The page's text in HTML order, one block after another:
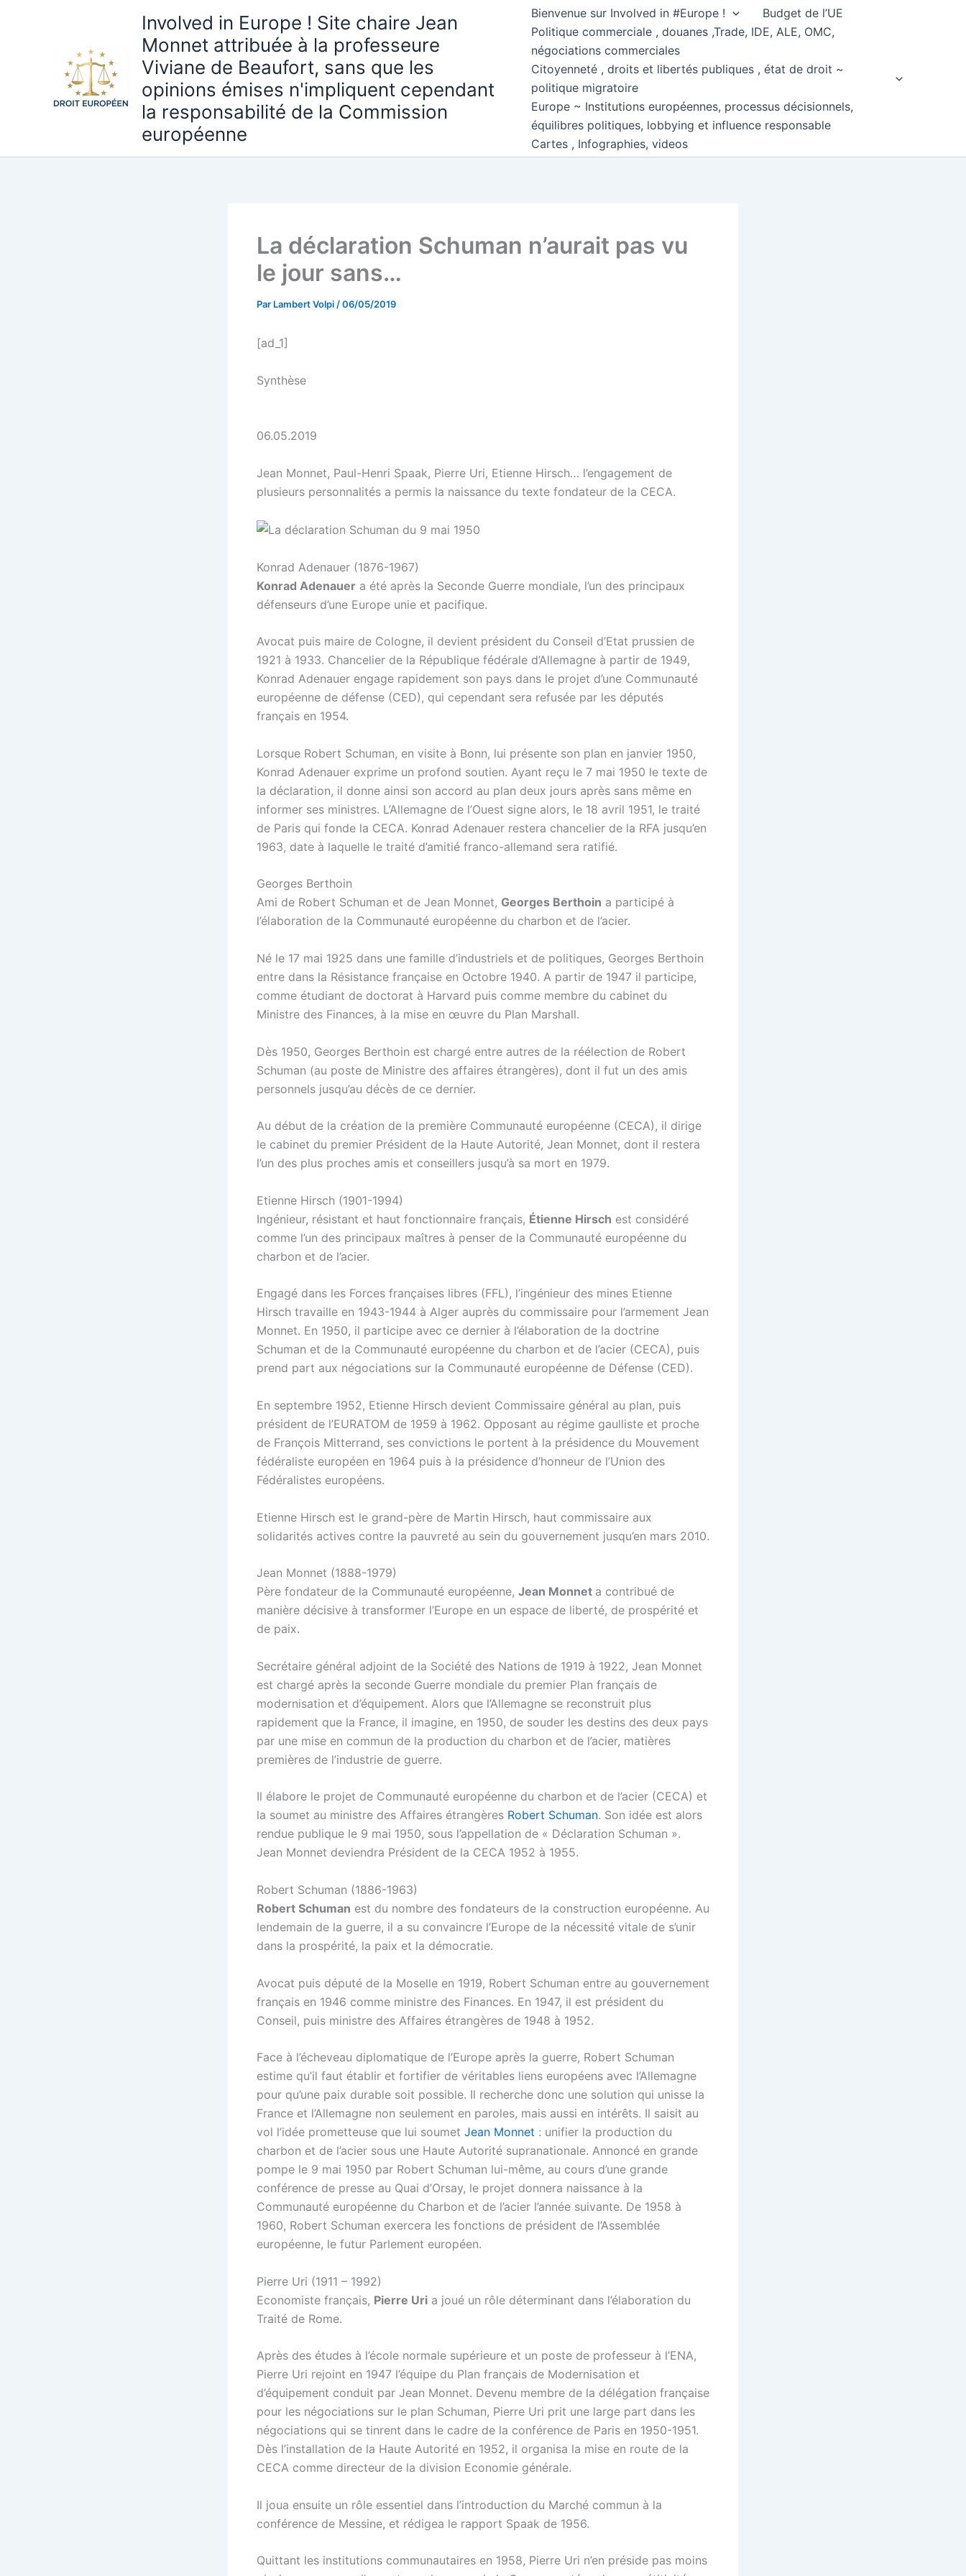
Involved in Europe ! Site chaire Jean
Monnet attribuée à la professeure
Viviane de Beaufort, sans que les
opinions émises n'impliquent cependant
la responsabilité de la Commission
européenne
Bienvenue sur Involved in #Europe !
Budget de l’UE
Politique commerciale , douanes ,Trade, IDE, ALE, OMC,
négociations commerciales
Citoyenneté , droits et libertés publiques , état de droit ~
politique migratoire
Europe ~ Institutions européennes, processus décisionnels,
équilibres politiques, lobbying et influence responsable
Cartes , Infographies, videos
La déclaration Schuman n’aurait pas vu
le jour sans…
Par Lambert Volpi /06/05/2019
[ad_1]
Synthèse
06.05.2019
Jean Monnet, Paul-Henri Spaak, Pierre Uri, Etienne Hirsch… l’engagement de
plusieurs personnalités a permis la naissance du texte fondateur de la CECA.
Konrad Adenauer (1876-1967)
Konrad Adenauer a été après la Seconde Guerre mondiale, l’un des principaux
défenseurs d’une Europe unie et pacifique.
Avocat puis maire de Cologne, il devient président du Conseil d’Etat prussien de
1921 à 1933. Chancelier de la République fédérale d’Allemagne à partir de 1949,
Konrad Adenauer engage rapidement son pays dans le projet d’une Communauté
européenne de défense (CED), qui cependant sera refusée par les députés
français en 1954.
Lorsque Robert Schuman, en visite à Bonn, lui présente son plan en janvier 1950,
Konrad Adenauer exprime un profond soutien. Ayant reçu le 7 mai 1950 le texte de
la déclaration, il donne ainsi son accord au plan deux jours après sans même en
informer ses ministres. L’Allemagne de l’Ouest signe alors, le 18 avril 1951, le traité
de Paris qui fonde la CECA. Konrad Adenauer restera chancelier de la RFA jusqu’en
1963, date à laquelle le traité d’amitié franco-allemand sera ratifié.
Georges Berthoin
Ami de Robert Schuman et de Jean Monnet, Georges Berthoin a participé à
l’élaboration de la Communauté européenne du charbon et de l’acier.
Né le 17 mai 1925 dans une famille d’industriels et de politiques, Georges Berthoin
entre dans la Résistance française en Octobre 1940. A partir de 1947 il participe,
comme étudiant de doctorat à Harvard puis comme membre du cabinet du
Ministre des Finances, à la mise en œuvre du Plan Marshall.
Dès 1950, Georges Berthoin est chargé entre autres de la réélection de Robert
Schuman (au poste de Ministre des affaires étrangères), dont il fut un des amis
personnels jusqu’au décès de ce dernier.
Au début de la création de la première Communauté européenne (CECA), il dirige
le cabinet du premier Président de la Haute Autorité, Jean Monnet, dont il restera
l’un des plus proches amis et conseillers jusqu’à sa mort en 1979.
Etienne Hirsch (1901-1994)
Ingénieur, résistant et haut fonctionnaire français, Étienne Hirsch est considéré
comme l’un des principaux maîtres à penser de la Communauté européenne du
charbon et de l’acier.
Engagé dans les Forces françaises libres (FFL), l’ingénieur des mines Etienne
Hirsch travaille en 1943-1944 à Alger auprès du commissaire pour l’armement Jean
Monnet. En 1950, il participe avec ce dernier à l’élaboration de la doctrine
Schuman et de la Communauté européenne du charbon et de l’acier (CECA), puis
prend part aux négociations sur la Communauté européenne de Défense (CED).
En septembre 1952, Etienne Hirsch devient Commissaire général au plan, puis
président de l’EURATOM de 1959 à 1962. Opposant au régime gaulliste et proche
de François Mitterrand, ses convictions le portent à la présidence du Mouvement
fédéraliste européen en 1964 puis à la présidence d’honneur de l’Union des
Fédéralistes européens.
Etienne Hirsch est le grand-père de Martin Hirsch, haut commissaire aux
solidarités actives contre la pauvreté au sein du gouvernement jusqu’en mars 2010.
Jean Monnet (1888-1979)
Père fondateur de la Communauté européenne, Jean Monnet a contribué de
manière décisive à transformer l’Europe en un espace de liberté, de prospérité et
de paix.
Secrétaire général adjoint de la Société des Nations de 1919 à 1922, Jean Monnet
est chargé après la seconde Guerre mondiale du premier Plan français de
modernisation et d’équipement. Alors que l’Allemagne se reconstruit plus
rapidement que la France, il imagine, en 1950, de souder les destins des deux pays
par une mise en commun de la production du charbon et de l’acier, matières
premières de l’industrie de guerre.
Il élabore le projet de Communauté européenne du charbon et de l’acier (CECA) et
la soumet au ministre des Affaires étrangères Robert Schuman. Son idée est alors
rendue publique le 9 mai 1950, sous l’appellation de « Déclaration Schuman ».
Jean Monnet deviendra Président de la CECA 1952 à 1955.
Robert Schuman (1886-1963)
Robert Schuman est du nombre des fondateurs de la construction européenne. Au
lendemain de la guerre, il a su convaincre l’Europe de la nécessité vitale de s’unir
dans la prospérité, la paix et la démocratie.
Avocat puis député de la Moselle en 1919, Robert Schuman entre au gouvernement
français en 1946 comme ministre des Finances. En 1947, il est président du
Conseil, puis ministre des Affaires étrangères de 1948 à 1952.
Face à l’écheveau diplomatique de l’Europe après la guerre, Robert Schuman
estime qu’il faut établir et fortifier de véritables liens européens avec l’Allemagne
pour qu’une paix durable soit possible. Il recherche donc une solution qui unisse la
France et l’Allemagne non seulement en paroles, mais aussi en intérêts. Il saisit au
vol l’idée prometteuse que lui soumet Jean Monnet : unifier la production du
charbon et de l’acier sous une Haute Autorité supranationale. Annoncé en grande
pompe le 9 mai 1950 par Robert Schuman lui-même, au cours d’une grande
conférence de presse au Quai d’Orsay, le projet donnera naissance à la
Communauté européenne du Charbon et de l’acier l’année suivante. De 1958 à
1960, Robert Schuman exercera les fonctions de président de l’Assemblée
européenne, le futur Parlement européen.
Pierre Uri (1911 – 1992)
Economiste français, Pierre Uri a joué un rôle déterminant dans l’élaboration du
Traité de Rome.
Après des études à l’école normale supérieure et un poste de professeur à l’ENA,
Pierre Uri rejoint en 1947 l’équipe du Plan français de Modernisation et
d’équipement conduit par Jean Monnet. Devenu membre de la délégation française
pour les négociations sur le plan Schuman, Pierre Uri prit une large part dans les
négociations qui se tinrent dans le cadre de la conférence de Paris en 1950-1951.
Dès l’installation de la Haute Autorité en 1952, il organisa la mise en route de la
CECA comme directeur de la division Economie générale.
Il joua ensuite un rôle essentiel dans l’introduction du Marché commun à la
conférence de Messine, et rédigea le rapport Spaak de 1956.
Quittant les institutions communautaires en 1958, Pierre Uri n’en préside pas moins